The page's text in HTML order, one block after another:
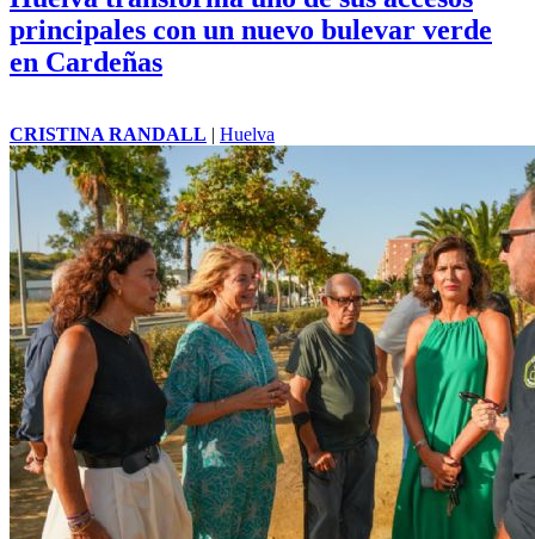
principales con un nuevo bulevar verde
en Cardeñas
CRISTINA RANDALL | Huelva